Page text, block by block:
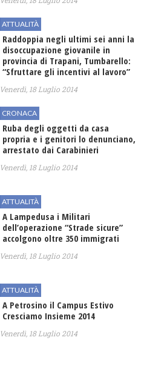
ATTUALITÀ
Raddoppia negli ultimi sei anni la
disoccupazione giovanile in
provincia di Trapani, Tumbarello:
“Sfruttare gli incentivi al lavoro”
Venerdì, 18 Luglio 2014
CRONACA
Ruba degli oggetti da casa
propria e i genitori lo denunciano,
arrestato dai Carabinieri
Venerdì, 18 Luglio 2014
ATTUALITÀ
A Lampedusa i Militari
dell’operazione “Strade sicure”
accolgono oltre 350 immigrati
Venerdì, 18 Luglio 2014
ATTUALITÀ
A Petrosino il Campus Estivo
Cresciamo Insieme 2014
Venerdì, 18 Luglio 2014